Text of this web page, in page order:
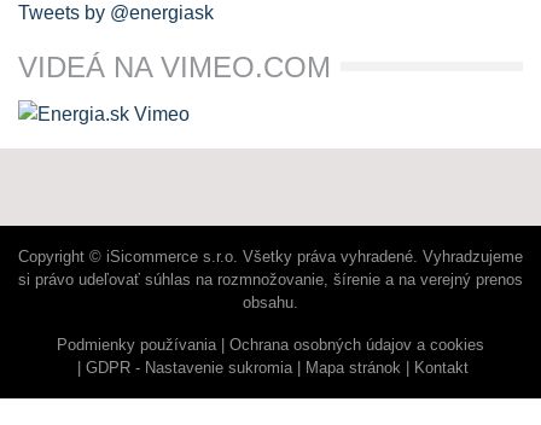
Tweets by @energiask
VIDEÁ NA VIMEO.COM
Copyright © iSicommerce s.r.o. Všetky práva vyhradené. Vyhradzujeme
si právo udeľovať súhlas na rozmnožovanie, šírenie a na verejný prenos
obsahu.
Podmienky používania
Ochrana osobných údajov a cookies
GDPR - Nastavenie sukromia
Mapa stránok Kontakt